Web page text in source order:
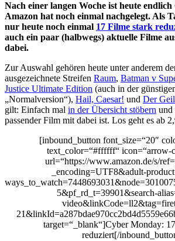
Nach einer langen Woche ist heute
Amazon hat noch einmal nachgelegt. Als
nur heute noch einmal 17 Filme stark
auch ein paar (halbwegs) aktuelle Filme
dabei.
Zur Auswahl gehören heute unter anderem
ausgezeichnete Streifen Raum, Batman v
Justice Ultimate Edition (auch in der
„Normalversion“), Hail, Caesar! und Der
gilt: Einfach mal in der Übersicht stöbern und
passender Film mit dabei ist. Los geht es ab
[inbound_button font_size=“20″
text_color=“#ffffff“ icon=“arrow-
url=“https://www.amazon.de/s/
_encoding=UTF8&adult-
5&pf_rd_t=39901&search-
target=“_blank“]Cyber Monday:
reduziert[/